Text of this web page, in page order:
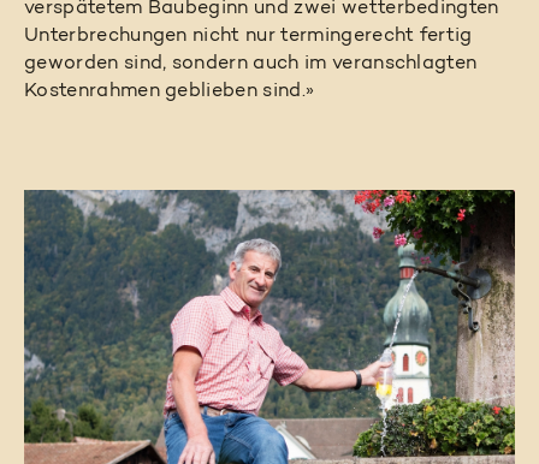
verspätetem Baubeginn und zwei wetterbedingten
Unterbrechungen nicht nur termingerecht fertig
geworden sind, sondern auch im veranschlagten
Kostenrahmen geblieben sind.»